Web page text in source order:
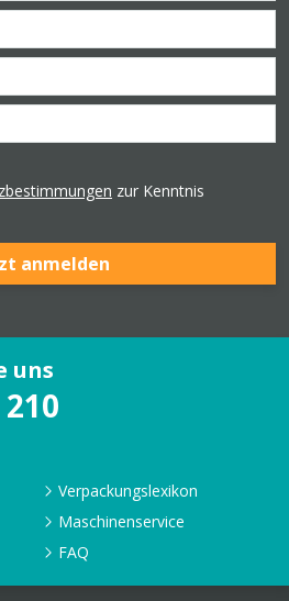
zur Kenntnis
anmelden
uns
Verpackungslexikon
Maschinenservice
FAQ